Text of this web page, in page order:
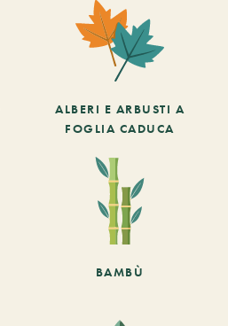
ALBERI E ARBUSTI A
FOGLIA CADUCA
BAMBÙ